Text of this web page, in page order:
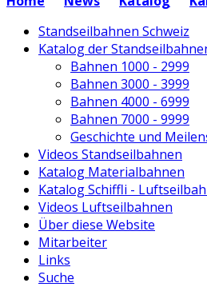
Standseilbahnen Schweiz
Katalog der
Bahnen 1000 - 2999
Bahnen 3000 - 3999
Bahnen 4000 - 6999
Bahnen 7000 - 9999
Geschichte und
Videos Standseilbahnen
Katalog Materialbahnen
Katalog Schiffli -
Videos Luftseilbahnen
Über diese Website
Mitarbeiter
Links
Suche